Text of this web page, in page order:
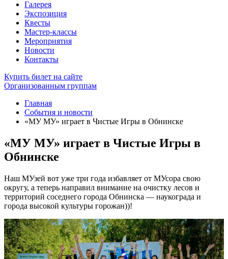
Галерея
Экспозиция
Квесты
Мастер-классы
Мероприятия
Новости
Контакты
Купить билет на сайте
Организованным группам
Главная
События и новости
«МУ МУ» играет в Чистые Игры в Обнинске
«МУ МУ» играет в Чистые Игры в
Обнинске
Наш МУзей вот уже три года избавляет от МУсора свою
округу, а теперь направил внимание на очистку лесов и
территорий соседнего города Обнинска — наукограда и
города высокой культуры горожан))!